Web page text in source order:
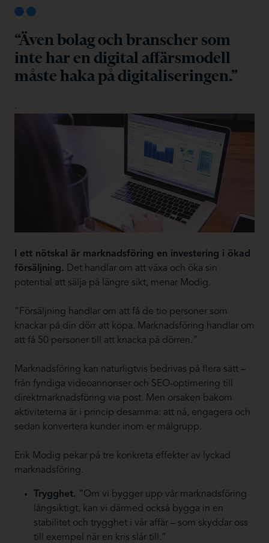
“Även bolag och branscher som
inte har en digital affärsmodell
måste haka på digitaliseringen.”
.
I ett nötskal är marknadsföring en investering i ökad
försäljning. Det handlar om att växa och öka sin
potential att sälja på längre sikt, menar Modig.
“Försäljning handlar om att få de tio personer som
knackar på din dörr att köpa. Marknadsföring handlar om
att få 50 personer till att knacka på dörren.”
Marknadsföring kan naturligtvis bedrivas på flera sätt –
från fyndiga videoannonser och SEO-optimering till
direktmarknadsföring via post. Men orsaken bakom
aktiviteterna är i princip desamma: att nå, engagera och
sedan konvertera kunder inom er målgrupp.
Erik Modig pekar på tre konkreta effekter av lyckad
marknadsföring.
Trygghet. “Om vi bygger upp vår marknadsföring
långsiktigt, kan vi därmed också bygga in en
stabilitet och trygghet i vår affär – som skyddar oss
till exempel när en kris slår till.”